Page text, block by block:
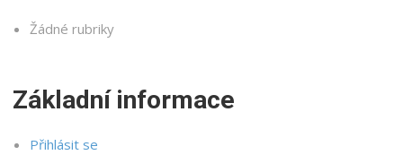
Žádné rubriky
Základní informace
Přihlásit se